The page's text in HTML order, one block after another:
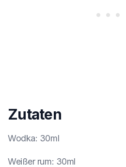
Zutaten
Wodka: 30ml
Weißer rum: 30ml